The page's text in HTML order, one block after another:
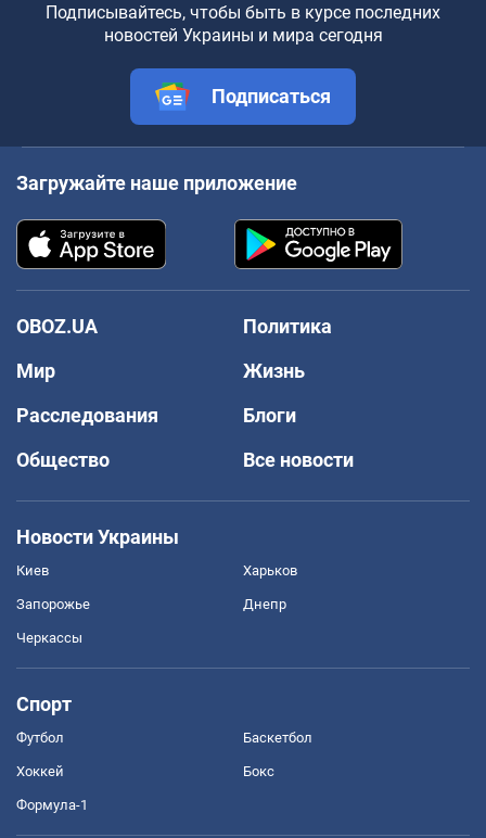
Подписывайтесь, чтобы быть в курсе последних
новостей Украины и мира сегодня
Подписаться
Загружайте наше приложение
OBOZ.UA
Политика
Мир
Жизнь
Расследования
Блоги
Общество
Все новости
Новости Украины
Киев Харьков
Запорожье Днепр
Черкассы
Спорт
Футбол Баскетбол
Хоккей Бокс
Формула-1